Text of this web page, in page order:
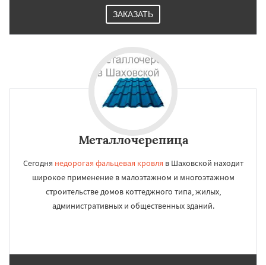
ЗАКАЗАТЬ
Металлочерепица
Сегодня недорогая фальцевая кровля в Шаховской находит
широкое применение в малоэтажном и многоэтажном
строительстве домов коттеджного типа, жилых,
административных и общественных зданий.